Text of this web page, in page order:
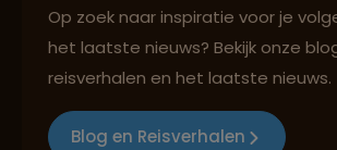
Best beoordeelde reisroutes
Reizen met oog voor mens,
Op zoek naar inspiratie voor je
het laatste nieuws? Bekijk onze
reisverhalen en het laatste nieuws.
Blog en Reisverhalen